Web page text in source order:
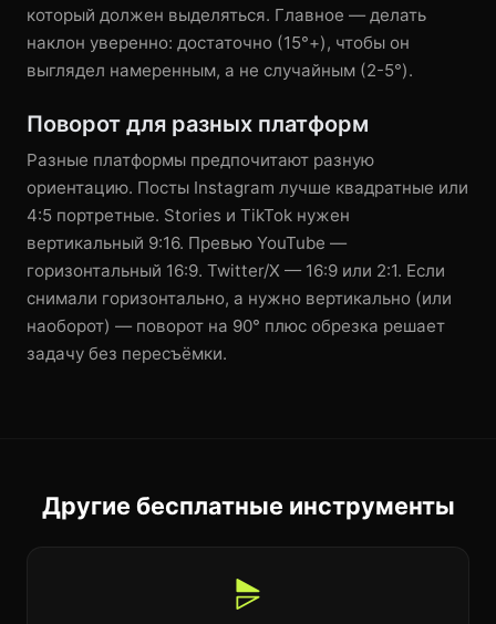
который должен выделяться. Главное — делать
наклон уверенно: достаточно (15°+), чтобы он
выглядел намеренным, а не случайным (2-5°).
Поворот для разных платформ
Разные платформы предпочитают разную
ориентацию. Посты Instagram лучше квадратные или
4:5 портретные. Stories и TikTok нужен
вертикальный 9:16. Превью YouTube —
горизонтальный 16:9. Twitter/X — 16:9 или 2:1. Если
снимали горизонтально, а нужно вертикально (или
наоборот) — поворот на 90° плюс обрезка решает
задачу без пересъёмки.
Другие бесплатные инструменты